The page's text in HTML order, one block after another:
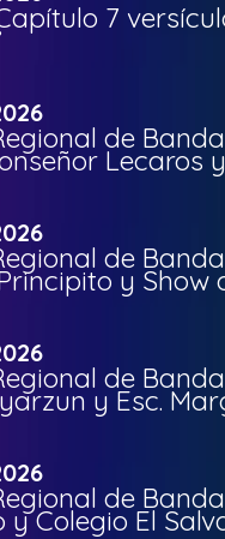
7
de
Lecaros
de
y Show
de
y Esc.
de
y Colegio El